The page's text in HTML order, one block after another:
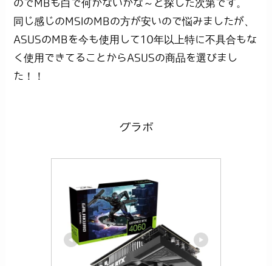
のでMBも白で何かないかな～と探した次第です。
同じ感じのMSIのMBの方が安いので悩みましたが、
ASUSのMBを今も使用して10年以上特に不具合もな
く使用できてることからASUSの商品を選びまし
た！！
グラボ